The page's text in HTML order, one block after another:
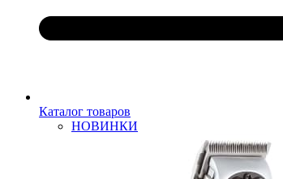
Каталог товаров
НОВИНКИ